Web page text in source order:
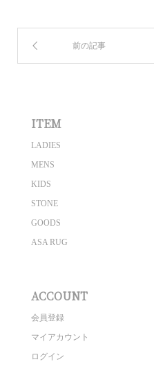
ITEM
LADIES
MENS
KIDS
STONE
GOODS
ASA RUG
ACCOUNT
会員登録
マイアカウント
ログイン